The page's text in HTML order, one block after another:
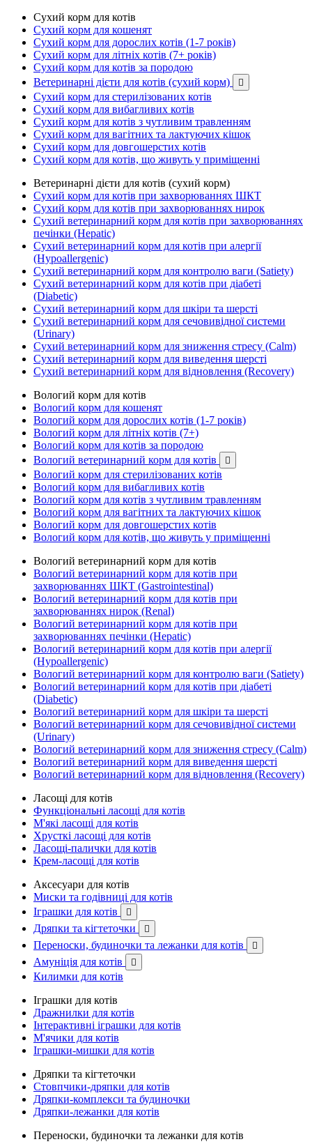
Сухий корм для котів
Сухий корм для кошенят
Сухий корм для дорослих котів (1-7 років)
Сухий корм для літніх котів (7+ років)
Сухий корм для котів за породою
Ветеринарні дієти для котів (сухий корм)

Сухий корм для стерилізованих котів
Сухий корм для вибагливих котів
Сухий корм для котів з чутливим травленням
Сухий корм для вагітних та лактуючих кішок
Сухий корм для довгошерстих котів
Сухий корм для котів, що живуть у приміщенні
Ветеринарні дієти для котів (сухий корм)
Сухий корм для котів при захворюваннях ШКТ
Сухий корм для котів при захворюваннях нирок
Сухий ветеринарний корм для котів при захворюваннях
печінки (Hepatic)
Сухий ветеринарний корм для котів при алергії
(Hypoallergenic)
Сухий ветеринарний корм для контролю ваги (Satiety)
Сухий ветеринарний корм для котів при діабеті
(Diabetic)
Сухий ветеринарний корм для шкіри та шерсті
Сухий ветеринарний корм для сечовивідної системи
(Urinary)
Сухий ветеринарний корм для зниження стресу (Calm)
Сухий ветеринарний корм для виведення шерсті
Сухий ветеринарний корм для відновлення (Recovery)
Вологий корм для котів
Вологий корм для кошенят
Вологий корм для дорослих котів (1-7 років)
Вологий корм для літніх котів (7+)
Вологий корм для котів за породою
Вологий ветеринарний корм для котів

Вологий корм для стерилізованих котів
Вологий корм для вибагливих котів
Вологий корм для котів з чутливим травленням
Вологий корм для вагітних та лактуючих кішок
Вологий корм для довгошерстих котів
Вологий корм для котів, що живуть у приміщенні
Вологий ветеринарний корм для котів
Вологий ветеринарний корм для котів при
захворюваннях ШКТ (Gastrointestinal)
Вологий ветеринарний корм для котів при
захворюваннях нирок (Renal)
Вологий ветеринарний корм для котів при
захворюваннях печінки (Hepatic)
Вологий ветеринарний корм для котів при алергії
(Hypoallergenic)
Вологий ветеринарний корм для контролю ваги (Satiety)
Вологий ветеринарний корм для котів при діабеті
(Diabetic)
Вологий ветеринарний корм для шкіри та шерсті
Вологий ветеринарний корм для сечовивідної системи
(Urinary)
Вологий ветеринарний корм для зниження стресу (Calm)
Вологий ветеринарний корм для виведення шерсті
Вологий ветеринарний корм для відновлення (Recovery)
Ласощі для котів
Функціональні ласощі для котів
М'які ласощі для котів
Хрусткі ласощі для котів
Ласощі-палички для котів
Крем-ласощі для котів
Аксесуари для котів
Миски та годівниці для котів
Іграшки для котів

Дряпки та кігтеточки 
Переноски, будиночки та лежанки для котів 
Амуніція для котів 
Килимки для котів
Іграшки для котів
Дражнилки для котів
Інтерактивні іграшки для котів
М'ячики для котів
Іграшки-мишки для котів
Дряпки та кігтеточки
Стовпчики-дряпки для котів
Дряпки-комплекси та будиночки
Дряпки-лежанки для котів
Переноски, будиночки та лежанки для котів